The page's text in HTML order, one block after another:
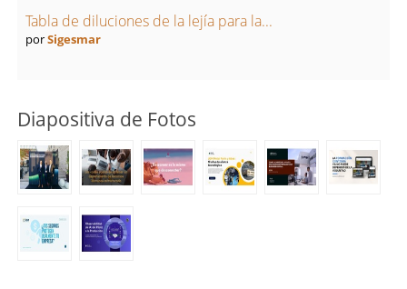
Tabla de diluciones de la lejía para la...
porSigesmar
Diapositiva de Fotos